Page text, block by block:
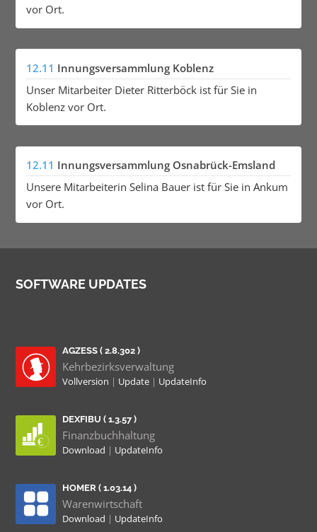
vor Ort.
12.11 Innungsversammlung Koblenz
Unser Mitarbeiter Dieter Ritterböck ist für Sie in
Koblenz vor Ort.
12.11 Innungsversammlung Osnabrück-Emsland
Unsere Mitarbeiterin Selina Bauer ist für Sie in Ankum
vor Ort.
SOFTWARE UPDATES
AGZESS ( 2.8.302 )
Kehrbezirksverwaltung
Vollversion | Update | UpdateInfo
DEXFIBU ( 1.3.57 )
Finanzbuchhaltung
Download | UpdateInfo
HOMER ( 1.03.14 )
Warenwirtschaft
Download | UpdateInfo